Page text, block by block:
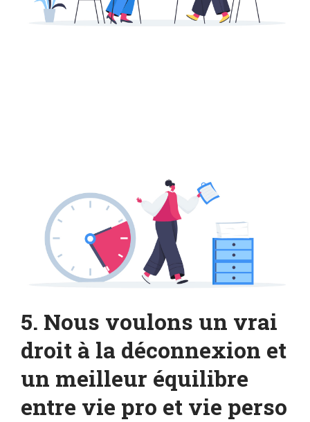
5. Nous voulons un vrai
droit à la déconnexion et
un meilleur équilibre
entre vie pro et vie perso